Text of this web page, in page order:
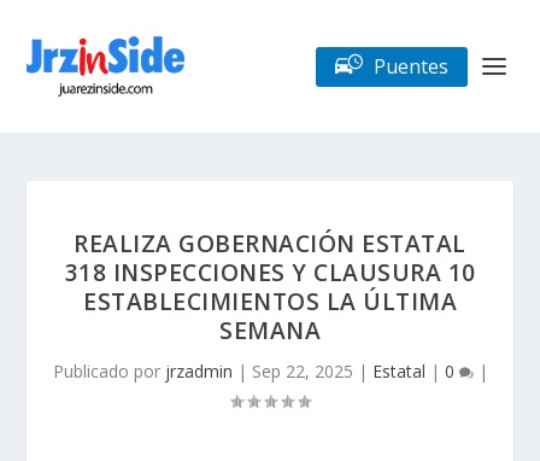
Puentes
REALIZA GOBERNACIÓN ESTATAL
318 INSPECCIONES Y CLAUSURA 10
ESTABLECIMIENTOS LA ÚLTIMA
SEMANA
Publicado por jrzadmin | Sep 22, 2025 | Estatal | 0 |